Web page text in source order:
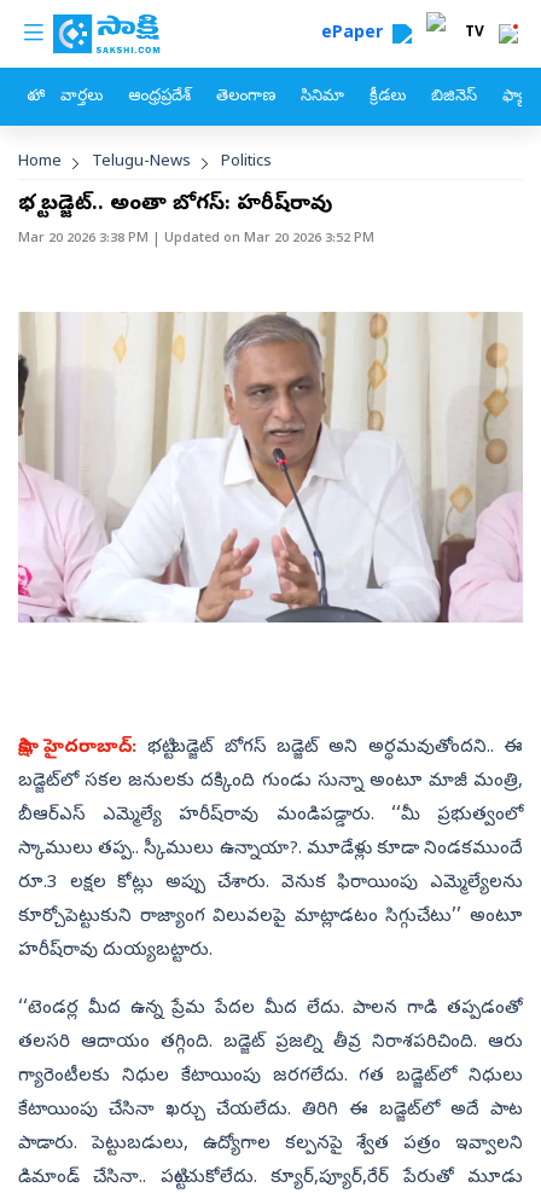
Skip to main content
custom menu ePaper TV
హోం వార్తలు ఆంధ్రప్రదేశ్ తెలంగాణ సినిమా క్రీడలు బిజినెస్
Breadcrumb
Home Telugu-News Politics
భట్టి బడ్జెట్‌.. అంతా బోగస్‌: హరీష్‌రావు
Mar 20 2026 3:38 PM | Updated on Mar 20 2026 3:52 PM
సాక్షి, హైదరాబాద్‌: భట్టి బడ్జెట్‌ బోగస్‌ బడ్జెట్‌ అని అర్థమవుతోందని.. ఈ
బడ్జెట్‌లో సకల జనులకు దక్కింది గుండు సున్నా అంటూ మాజీ మంత్రి,
బీఆర్‌ఎస్‌ ఎమ్మెల్యే హరీష్‌రావు మండిపడ్డారు. ‘‘మీ ప్రభుత్వంలో
స్కాములు తప్ప.. స్కీములు ఉన్నాయా?. మూడేళ్లు కూడా నిండకముందే
రూ.3 లక్షల కోట్లు అప్పు చేశారు. వెనుక ఫిరాయింపు ఎమ్మెల్యేలను
కూర్చోపెట్టుకుని రాజ్యాంగ విలువలపై మాట్లాడటం సిగ్గుచేటు’’ అంటూ
హరీష్‌రావు దుయ్యబట్టారు.
‘‘టెండర్ల మీద ఉన్న ప్రేమ పేదల మీద లేదు. పాలన గాడి తప్పడంతో
తలసరి ఆదాయం తగ్గింది. బడ్జెట్‌ ప్రజల్ని తీవ్ర నిరాశపరిచింది. ఆరు
గ్యారెంటీలకు నిధుల కేటాయింపు జరగలేదు. గత బడ్జెట్‌లో నిధులు
కేటాయింపు చేసినా ఖర్చు చేయలేదు. తిరిగి ఈ బడ్జెట్‌లో అదే పాట
పాడారు. పెట్టుబడులు, ఉద్యోగాల కల్పనపై శ్వేత పత్రం ఇవ్వాలని
డిమాండ్‌ చేసినా.. పట్టించుకోలేదు. క్యూర్‌,ప్యూర్‌,రేర్‌ పేరుతో మూడు